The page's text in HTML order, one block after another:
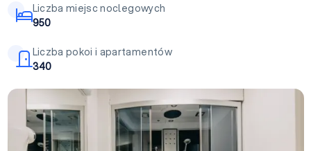
Liczba miejsc noclegowych
950
Liczba pokoi i apartamentów
340